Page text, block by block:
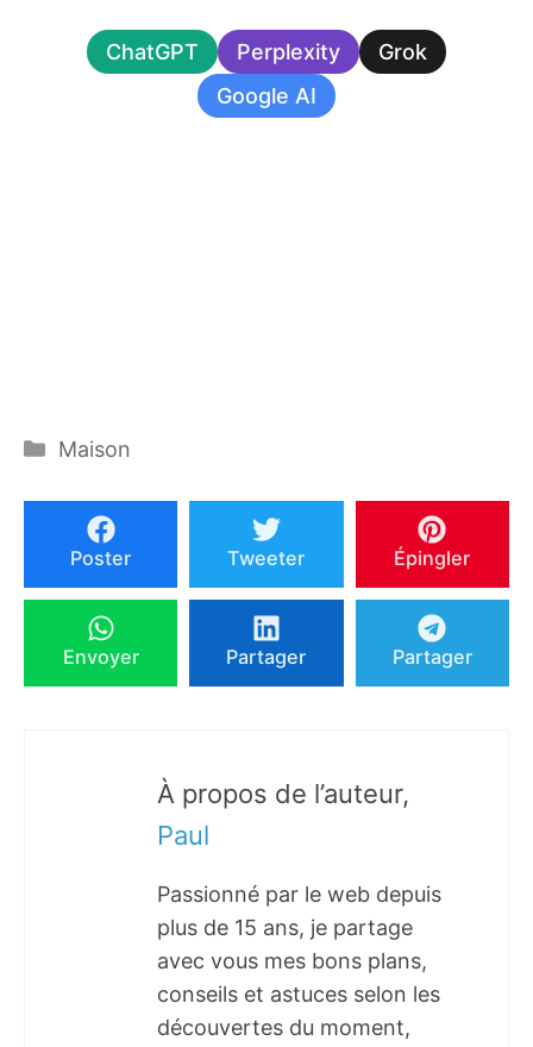
ChatGPT Perplexity
Grok
Google AI
Catégories
Maison
Poster Tweeter Épingler
Envoyer Partager Partager
À propos de l’auteur,
Paul
Passionné par le web depuis
plus de 15 ans, je partage
avec vous mes bons plans,
conseils et astuces selon les
découvertes du moment,